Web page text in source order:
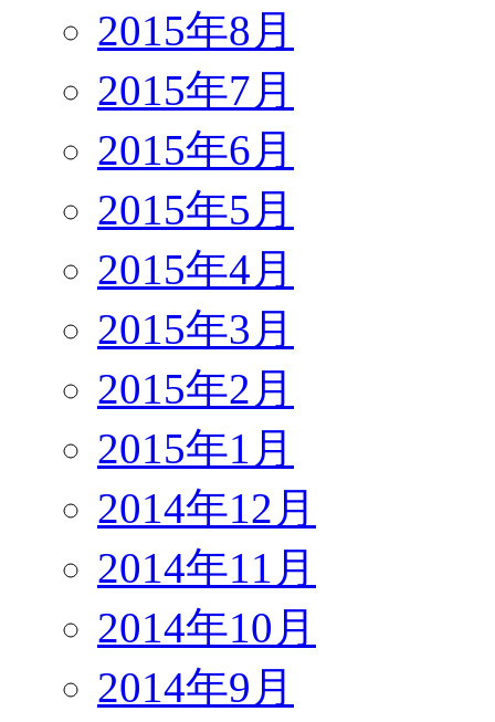
2015年8月
2015年7月
2015年6月
2015年5月
2015年4月
2015年3月
2015年2月
2015年1月
2014年12月
2014年11月
2014年10月
2014年9月